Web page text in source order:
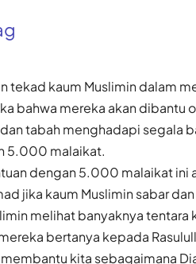
tekad kaum Muslimin dalam
bahwa mereka akan dibantu
tabah menghadapi segala
5.000 malaikat.
dengan 5.000 malaikat ini
jika kaum Muslimin sabar
melihat banyaknya tentara
bertanya kepada
kita sebagaimana